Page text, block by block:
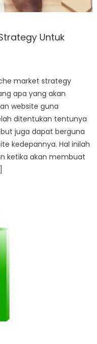
Untuk
market strategy
apa yang akan
website guna
ditentukan tentunya
juga dapat berguna
kedepannya. Hal inilah
ketika akan membuat